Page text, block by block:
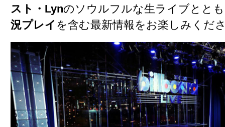
スト・Lynのソウルフルな生ライブとと
況プレイ を含む最新情報をお楽しみくだ